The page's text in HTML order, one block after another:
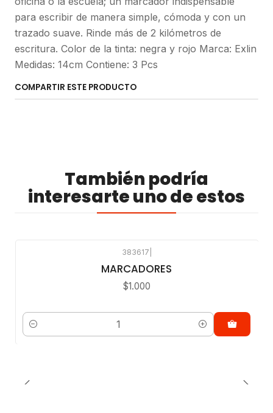
para escribir de manera simple, cómoda y con un
trazado suave. Rinde más de 2 kilómetros de
escritura. Color de la tinta: negra y rojo Marca: Exlin
Medidas: 14cm Contiene: 3 Pcs
COMPARTIR ESTE PRODUCTO
También podría
interesarte uno de estos
383617
MARCADORES
$1.000
Cantidad